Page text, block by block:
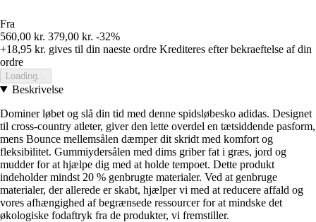
Fra
560,00 kr. 379,00 kr. -32%
+18,95 kr. gives til din naeste ordre Krediteres efter bekraeftelse af din
ordre
Loading...
Beskrivelse
Dominer løbet og slå din tid med denne spidsløbesko adidas. Designet
til cross-country atleter, giver den lette overdel en tætsiddende pasform,
mens Bounce mellemsålen dæmper dit skridt med komfort og
fleksibilitet. Gummiydersålen med dims griber fat i græs, jord og
mudder for at hjælpe dig med at holde tempoet. Dette produkt
indeholder mindst 20 % genbrugte materialer. Ved at genbruge
materialer, der allerede er skabt, hjælper vi med at reducere affald og
vores afhængighed af begrænsede ressourcer for at mindske det
økologiske fodaftryk fra de produkter, vi fremstiller.